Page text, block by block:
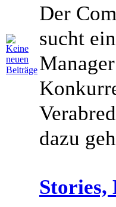
Der
sucht
dazu
Stories,